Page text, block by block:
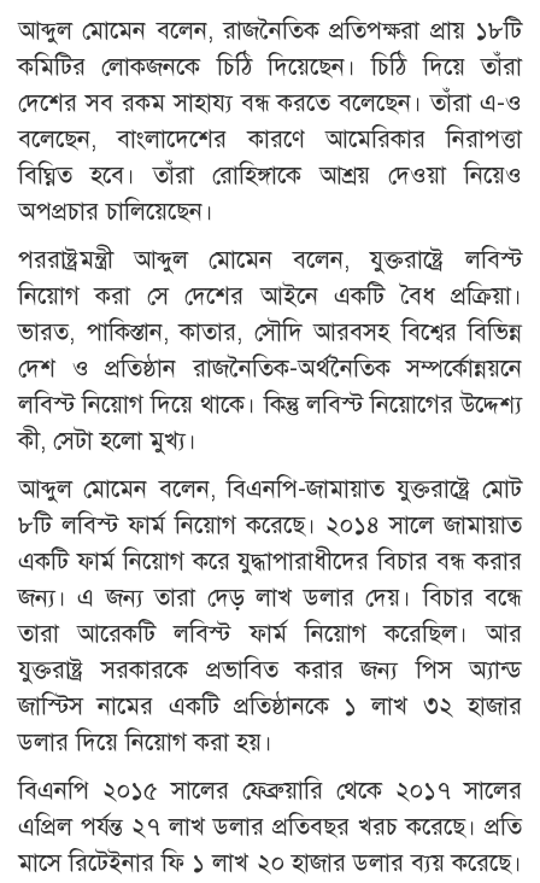
আব্দুল মোমেন বলেন, রাজনৈতিক প্রতিপক্ষরা প্রায় ১৮টি
কমিটির লোকজনকে চিঠি দিয়েছেন। চিঠি দিয়ে তাঁরা
দেশের সব রকম সাহায্য বন্ধ করতে বলেছেন। তাঁরা এ-ও
বলেছেন, বাংলাদেশের কারণে আমেরিকার নিরাপত্তা
বিঘ্নিত হবে। তাঁরা রোহিঙ্গাকে আশ্রয় দেওয়া নিয়েও
অপপ্রচার চালিয়েছেন।
পররাষ্ট্রমন্ত্রী আব্দুল মোমেন বলেন, যুক্তরাষ্ট্রে লবিস্ট
নিয়োগ করা সে দেশের আইনে একটি বৈধ প্রক্রিয়া।
ভারত, পাকিস্তান, কাতার, সৌদি আরবসহ বিশ্বের বিভিন্ন
দেশ ও প্রতিষ্ঠান রাজনৈতিক-অর্থনৈতিক সম্পর্কোন্নয়নে
লবিস্ট নিয়োগ দিয়ে থাকে। কিন্তু লবিস্ট নিয়োগের উদ্দেশ্য
কী, সেটা হলো মুখ্য।
আব্দুল মোমেন বলেন, বিএনপি-জামায়াত যুক্তরাষ্ট্রে মোট
৮টি লবিস্ট ফার্ম নিয়োগ করেছে। ২০১৪ সালে জামায়াত
একটি ফার্ম নিয়োগ করে যুদ্ধাপারাধীদের বিচার বন্ধ করার
জন্য। এ জন্য তারা দেড় লাখ ডলার দেয়। বিচার বন্ধে
তারা আরেকটি লবিস্ট ফার্ম নিয়োগ করেছিল। আর
যুক্তরাষ্ট্র সরকারকে প্রভাবিত করার জন্য পিস অ্যান্ড
জাস্টিস নামের একটি প্রতিষ্ঠানকে ১ লাখ ৩২ হাজার
ডলার দিয়ে নিয়োগ করা হয়।
বিএনপি ২০১৫ সালের ফেব্রুয়ারি থেকে ২০১৭ সালের
এপ্রিল পর্যন্ত ২৭ লাখ ডলার প্রতিবছর খরচ করেছে। প্রতি
মাসে রিটেইনার ফি ১ লাখ ২০ হাজার ডলার ব্যয় করেছে।